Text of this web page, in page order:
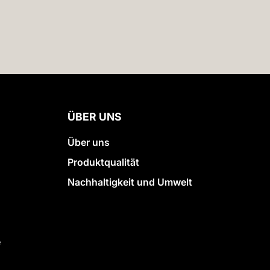
ÜBER UNS
Über uns
Produktqualität
Nachhaltigkeit und Umwelt